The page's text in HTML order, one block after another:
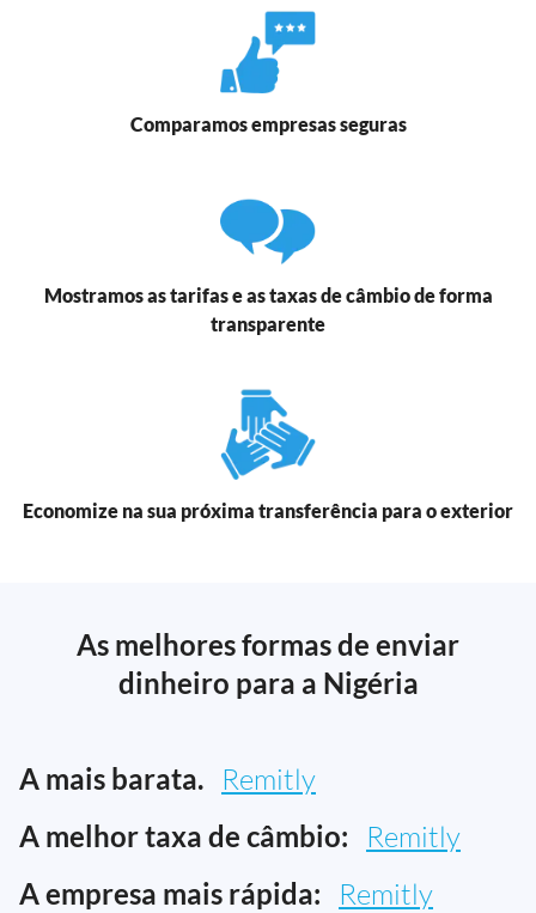
Comparamos empresas seguras
Mostramos as tarifas e as taxas de câmbio de forma
transparente
Economize na sua próxima transferência para o exterior
As melhores formas de enviar
dinheiro para a Nigéria
A mais barata. Remitly
A melhor taxa de câmbio: Remitly
A empresa mais rápida: Remitly